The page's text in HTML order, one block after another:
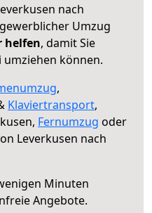
nach
Umzug
helfen, damit Sie
können.
,
Klaviertransport,
Fernumzug oder
Leverkusen nach
Minuten
Angebote.